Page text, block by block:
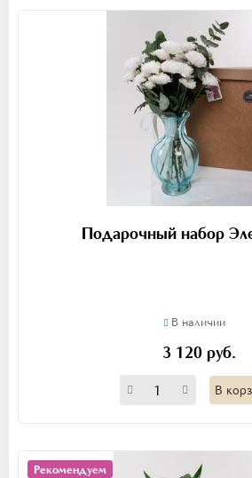
Подарочный набор
В наличии
3 120 руб.
В
Рекомендуем